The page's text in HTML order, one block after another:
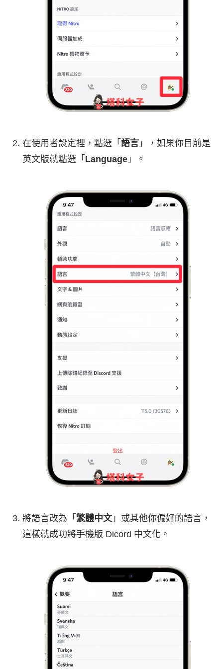
在使用者設定裡，點選「 語言 」，如果你目前是
英文版就點選「 Language 」。
將語言改為「 繁體中文 」或其他你偏好的語言，
這樣就成功將手機版 Dicord 中文化。